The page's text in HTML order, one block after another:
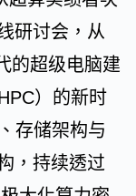
研讨会，从
的超级电脑建
）的新时
存储架构与
，持续透过